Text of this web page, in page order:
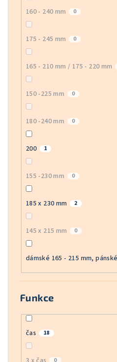
160 - 240 mm 0
175 - 245 mm 0
165 - 210 mm / 175 - 220 mm
150 -225 mm 0
180 -240 mm 0
200 1
155 -230 mm 0
185 x 230 mm 2
145 x 215 mm 0
dámské 165 - 215 mm,
Funkce
čas 18
0